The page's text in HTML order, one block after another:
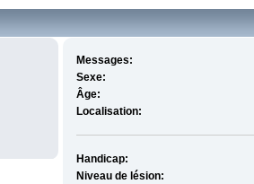
Messages:
Sexe:
Âge:
Localisation:
Handicap:
Niveau de lésion: